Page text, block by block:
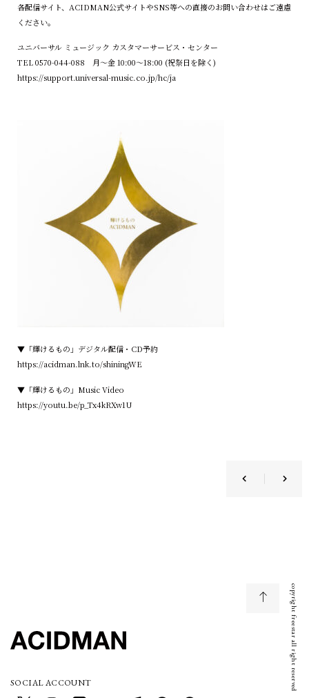
各配信サイト、ACIDMAN公式サイトやSNS等への直接のお問い合わせはご遠慮
ください。
ユニバーサル ミュージック カスタマーサービス・センター
TEL 0570-044-088 月～金 10:00～18:00 (祝祭日を除く)
https://support.universal-music.co.jp/hc/ja
▼「輝けるもの」デジタル配信・CD予約
https://acidman.lnk.to/shiningWE
▼「輝けるもの」Music Video
https://youtu.be/p_Tx4kRXw1U
SOCIAL ACCOUNT copyright freestar all right reserved